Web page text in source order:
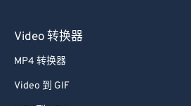
Video 转换器
MP4 转换器
Video 到 GIF